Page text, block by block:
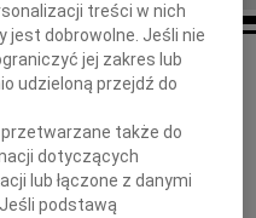
Zbytkowi
treści w nich
jest dobrowolne. Jeśli nie
jej zakres lub
udzieloną przejdź do
także do
dotyczących
lub łączone z danymi
podstawą